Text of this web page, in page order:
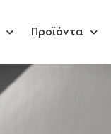
Προϊόντα